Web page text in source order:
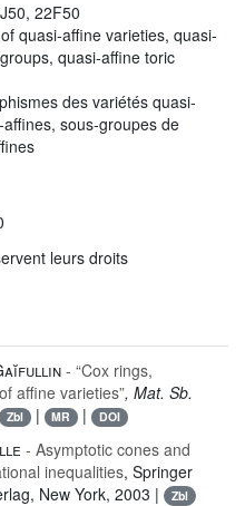
22F50
quasi-affine varieties, quasi-
quasi-affine toric
des variétés quasi-
sous-groupes de
leurs droits
- “Cox rings,
affine varieties”, Mat. Sb.
Zbl | MR | DOI
- Asymptotic cones and
inequalities, Springer
New York, 2003 | Zbl